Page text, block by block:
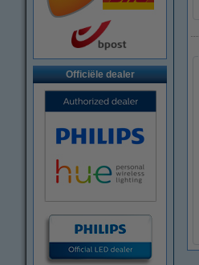
Officiële dealer